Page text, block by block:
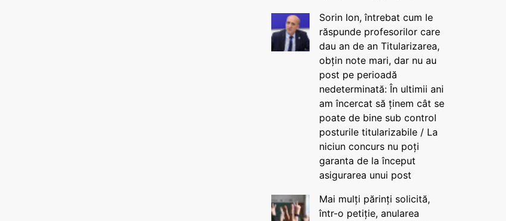
Sorin Ion, întrebat cum le
răspunde profesorilor care
dau an de an Titularizarea,
obțin note mari, dar nu au
post pe perioadă
nedeterminată: În ultimii ani
am încercat să ținem cât se
poate de bine sub control
posturile titularizabile / La
niciun concurs nu poți
garanta de la început
asigurarea unui post
Mai mulți părinți solicită,
într-o petiție, anularea